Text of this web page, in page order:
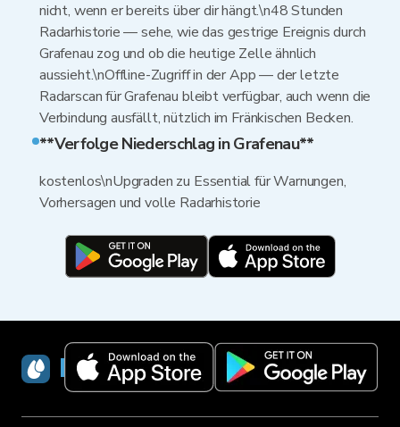
nicht, wenn er bereits über dir hängt.\n48 Stunden
Radarhistorie — sehe, wie das gestrige Ereignis durch
Grafenau zog und ob die heutige Zelle ähnlich
aussieht.\nOffline-Zugriff in der App — der letzte
Radarscan für Grafenau bleibt verfügbar, auch wenn die
Verbindung ausfällt, nützlich im Fränkischen Becken.
**Verfolge Niederschlag in Grafenau**
kostenlos\nUpgraden zu Essential für Warnungen,
Vorhersagen und volle Radarhistorie
RainViewer